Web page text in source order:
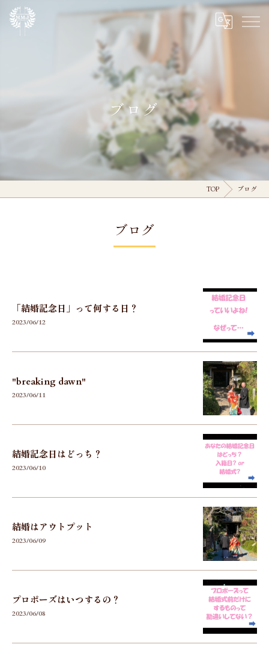
ブログ
TOP ブログ
ブログ
「結婚記念日」って何する日？
2023/06/12
"breaking dawn"
2023/06/11
結婚記念日はどっち？
2023/06/10
結婚はアウトプット
2023/06/09
プロポーズはいつするの？
2023/06/08